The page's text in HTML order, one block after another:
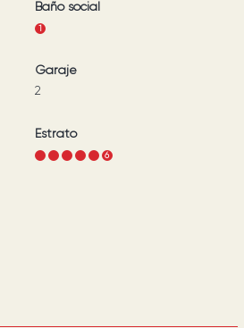
Baño social
1
Garaje
2
Estrato
4 6